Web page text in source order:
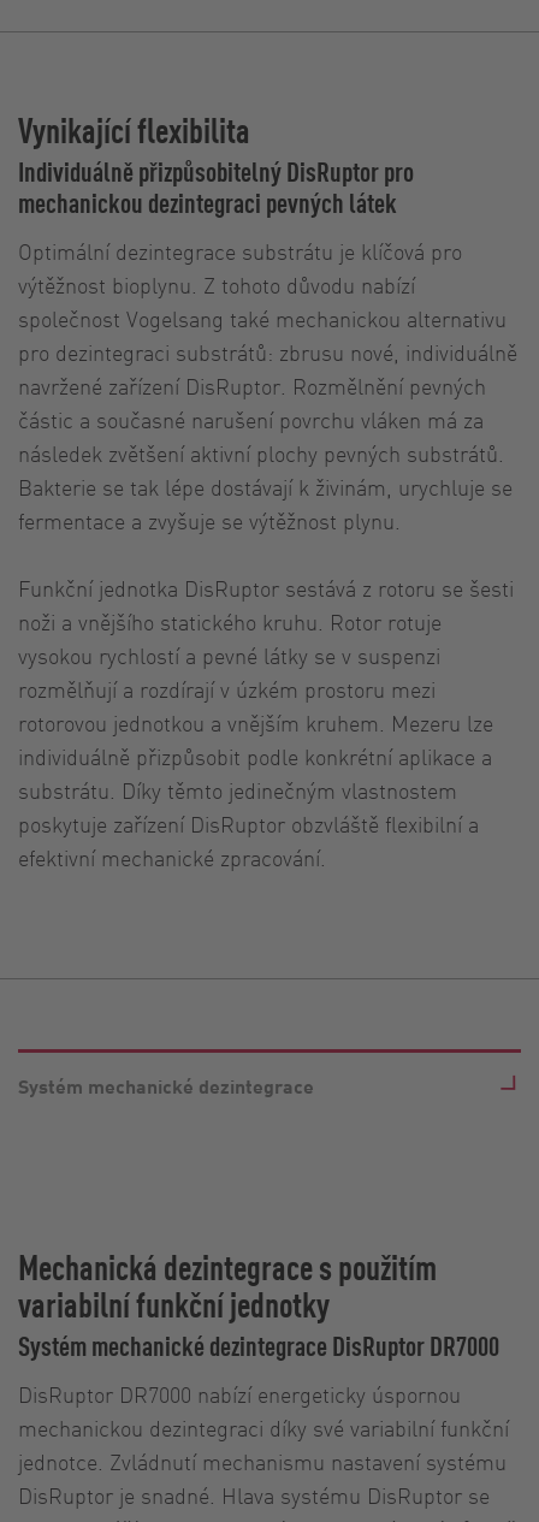
Vynikající flexibilita
Individuálně přizpůsobitelný DisRuptor pro
mechanickou dezintegraci pevných látek
Optimální dezintegrace substrátu je klíčová pro
výtěžnost bioplynu. Z tohoto důvodu nabízí
společnost Vogelsang také mechanickou alternativu
pro dezintegraci substrátů: zbrusu nové, individuálně
navržené zařízení DisRuptor. Rozmělnění pevných
částic a současné narušení povrchu vláken má za
následek zvětšení aktivní plochy pevných substrátů.
Bakterie se tak lépe dostávají k živinám, urychluje se
fermentace a zvyšuje se výtěžnost plynu.
Funkční jednotka DisRuptor sestává z rotoru se šesti
noži a vnějšího statického kruhu. Rotor rotuje
vysokou rychlostí a pevné látky se v suspenzi
rozmělňují a rozdírají v úzkém prostoru mezi
rotorovou jednotkou a vnějším kruhem. Mezeru lze
individuálně přizpůsobit podle konkrétní aplikace a
substrátu. Díky těmto jedinečným vlastnostem
poskytuje zařízení DisRuptor obzvláště flexibilní a
efektivní mechanické zpracování.
Systém mechanické dezintegrace
Mechanická dezintegrace s použitím
variabilní funkční jednotky
Systém mechanické dezintegrace DisRuptor DR7000
DisRuptor DR7000 nabízí energeticky úspornou
mechanickou dezintegraci díky své variabilní funkční
jednotce. Zvládnutí mechanismu nastavení systému
DisRuptor je snadné. Hlava systému DisRuptor se